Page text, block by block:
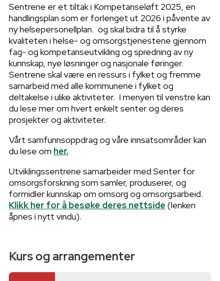
Sentrene er et tiltak i Kompetanseløft 2025, en
handlingsplan som er forlenget ut 2026 i påvente av
ny helsepersonellplan. og skal bidra til å styrke
kvaliteten i helse- og omsorgstjenestene gjennom
fag- og kompetanseutvikling og spredning av ny
kunnskap, nye løsninger og nasjonale føringer.
Sentrene skal være en ressurs i fylket og fremme
samarbeid med alle kommunene i fylket og
deltakelse i ulike aktiviteter. I menyen til venstre kan
du lese mer om hvert enkelt senter og deres
prosjekter og aktiviteter.
Vårt samfunnsoppdrag og våre innsatsområder kan
du lese om her.
Utviklingssentrene samarbeider med Senter for
omsorgsforskning som samler, produserer, og
formidler kunnskap om omsorg og omsorgsarbeid.
Klikk her for å besøke deres nettside (lenken
åpnes i nytt vindu).
Kurs og arrangementer